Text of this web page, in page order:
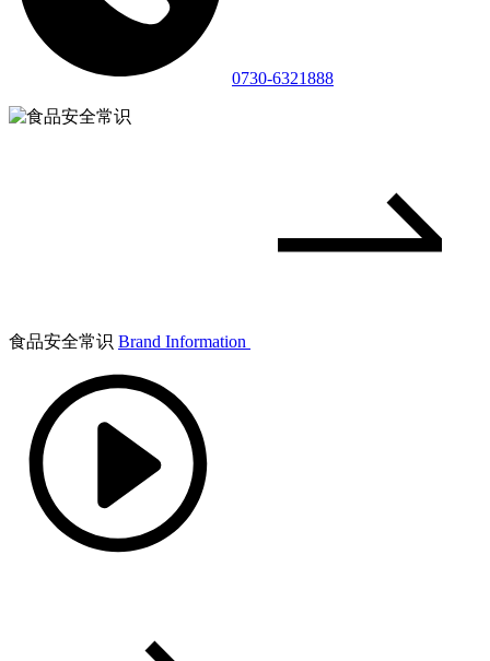
0730-6321888
食品安全常识 Brand Information